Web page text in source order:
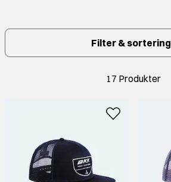
Filter & sortering
17 Produkter